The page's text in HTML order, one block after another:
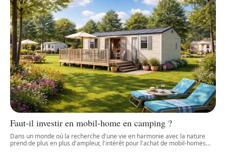
Faut-il investir en mobil-home en camping ?
Dans un monde où la recherche d'une vie en harmonie avec la nature
prend de plus en plus d'ampleur, l'intérêt pour l'achat de mobil-homes…